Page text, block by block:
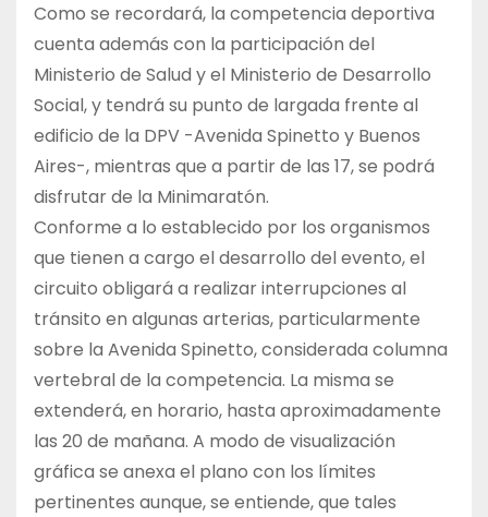
Como se recordará, la competencia deportiva
cuenta además con la participación del
Ministerio de Salud y el Ministerio de Desarrollo
Social, y tendrá su punto de largada frente al
edificio de la DPV -Avenida Spinetto y Buenos
Aires-, mientras que a partir de las 17, se podrá
disfrutar de la Minimaratón.
Conforme a lo establecido por los organismos
que tienen a cargo el desarrollo del evento, el
circuito obligará a realizar interrupciones al
tránsito en algunas arterias, particularmente
sobre la Avenida Spinetto, considerada columna
vertebral de la competencia. La misma se
extenderá, en horario, hasta aproximadamente
las 20 de mañana. A modo de visualización
gráfica se anexa el plano con los límites
pertinentes aunque, se entiende, que tales